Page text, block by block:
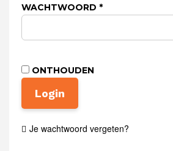
WACHTWOORD *VEREIST
ONTHOUDEN
Login
Je wachtwoord vergeten?